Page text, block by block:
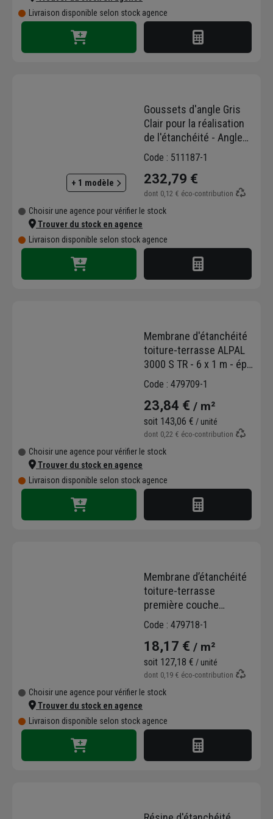
Livraison disponible selon stock agence
+ 1 modèle
Goussets d'angle Gris
Clair pour la réalisation
de l'étanchéité - Angle
Rentrant Hyperflex - Lot
de 40
Code : 511187-1
232,79 €
dont 0,12 € éco-contribution
Choisir une agence pour vérifier le stock
Trouver du stock en agence
Livraison disponible selon stock agence
Membrane d'étanchéité
toiture-terrasse ALPAL
3000 S TR - 6 x 1 m - ép.
3.2 mm
Code : 479709-1
23,84 € / m²
soit 143,06 € / unité
dont 0,22 € éco-contribution
Choisir une agence pour vérifier le stock
Trouver du stock en agence
Livraison disponible selon stock agence
Membrane d’étanchéité
toiture-terrasse
première couche
autoadhésive HYRENE
SPOT ST T3 - 7 x 1 m -
ép. 2.65 mm
Code : 479718-1
18,17 € / m²
soit 127,18 € / unité
dont 0,19 € éco-contribution
Choisir une agence pour vérifier le stock
Trouver du stock en agence
Livraison disponible selon stock agence